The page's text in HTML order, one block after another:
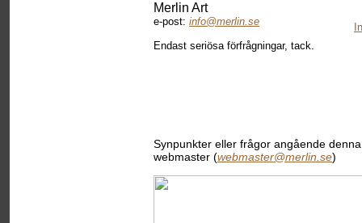
Merlin Art
e-post: info@merlin.se
Endast seriösa förfrågningar, tack.
Synpunkter eller frågor angående
webmaster (webmaster@merlin.se)